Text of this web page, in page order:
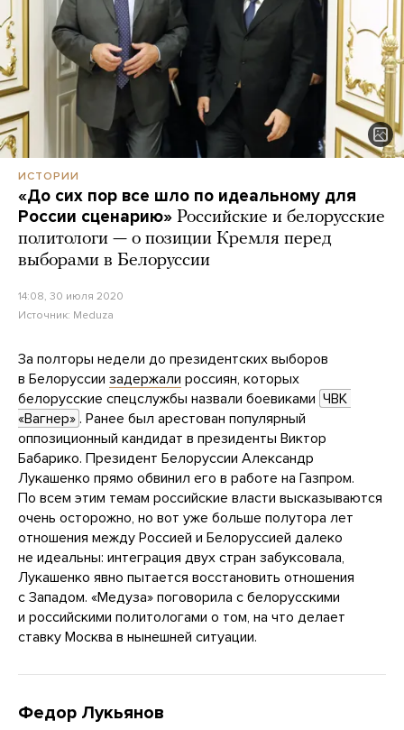
ИСТОРИИ
«До сих пор все шло по идеальному для
России сценарию» Российские и белорусские
политологи — о позиции Кремля перед
выборами в Белоруссии
14:08, 30 июля 2020
Источник: Meduza
За полторы недели до президентских выборов
в Белоруссии задержали россиян, которых
белорусские спецслужбы назвали боевиками ЧВК
«Вагнер» . Ранее был арестован популярный
оппозиционный кандидат в президенты Виктор
Бабарико. Президент Белоруссии Александр
Лукашенко прямо обвинил его в работе на Газпром.
По всем этим темам российские власти высказываются
очень осторожно, но вот уже больше полутора лет
отношения между Россией и Белоруссией далеко
не идеальны: интеграция двух стран забуксовала,
Лукашенко явно пытается восстановить отношения
с Западом. «Медуза» поговорила с белорусскими
и российскими политологами о том, на что делает
ставку Москва в нынешней ситуации.
Федор Лукьянов